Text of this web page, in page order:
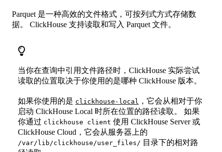
Parquet 是一种高效的文件格式，可按列式方式存储数
据。 ClickHouse 支持读取和写入 Parquet 文件。
当你在查询中引用文件路径时，ClickHouse 实际尝试
读取的位置取决于你使用的是哪种 ClickHouse 版本。
如果你使用的是 clickhouse-local
，它会从相对于你
启动 ClickHouse Local 时所在位置的路径读取。 如果
你通过 clickhouse client 使用 ClickHouse Server 或
ClickHouse Cloud，它会从服务器上的
/var/lib/clickhouse/user_files/ 目录下的相对路